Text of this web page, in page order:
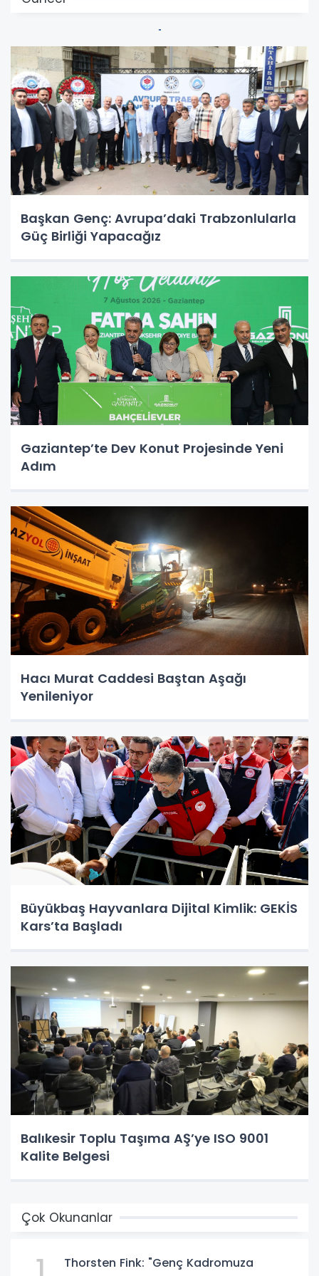
Başkan Genç: Avrupa’daki Trabzonlularla
Güç Birliği Yapacağız
Gaziantep’te Dev Konut Projesinde Yeni
Adım
Hacı Murat Caddesi Baştan Aşağı
Yenileniyor
Büyükbaş Hayvanlara Dijital Kimlik: GEKİS
Kars’ta Başladı
Balıkesir Toplu Taşıma AŞ’ye ISO 9001
Kalite Belgesi
Çok Okunanlar
Thorsten Fink: "Genç Kadromuza